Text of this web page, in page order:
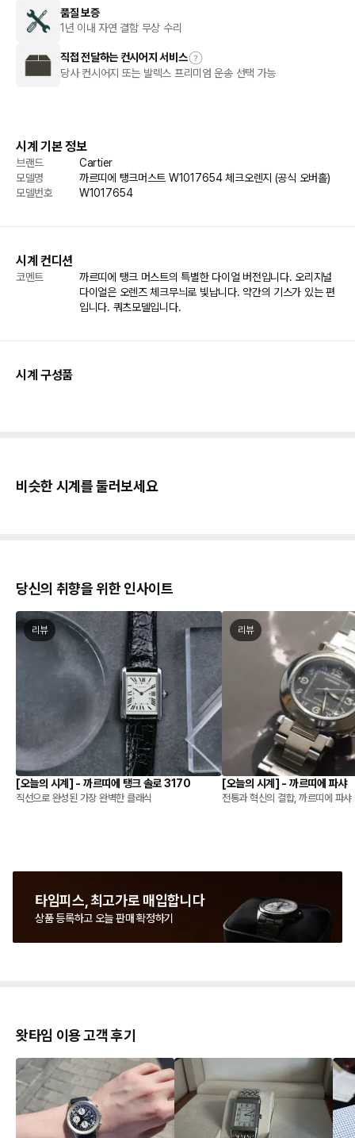
품질 보증
1년 이내 자연 결함 무상 수리
직접 전달하는 컨시어지 서비스
당사 컨시어지 또는 발렉스 프리미엄 운송 선택 가능
시계 기본 정보
브랜드
Cartier
모델명
까르띠에 탱크머스트 W1017654 체크오렌지 (공식 오버홀)
모델번호
W1017654
시계 컨디션
코멘트
까르띠에 탱크 머스트의 특별한 다이얼 버전입니다. 오리지널
다이얼은 오렌즈 체크무늬로 빛납니다. 약간의 기스가 있는 편
입니다. 쿼츠모델입니다.
시계 구성품
비슷한 시계를 둘러보세요
당신의 취향을 위한 인사이트
리뷰
[오늘의 시계] - 까르띠에 탱크 솔로 3170
직선으로 완성된 가장 완벽한 클래식
리뷰
[오늘의 시계] - 까르띠에 파샤
전통과 혁신의 결합, 까르띠에 파샤
타임피스, 최고가로 매입합니다
상품 등록하고 오늘 판매 확정하기
왓타임 이용 고객 후기